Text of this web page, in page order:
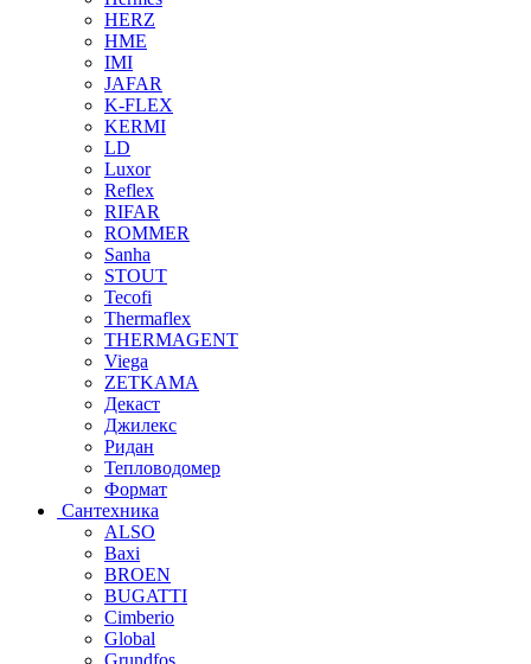
HERZ
HME
IMI
JAFAR
K-FLEX
KERMI
LD
Luxor
Reflex
RIFAR
ROMMER
Sanha
STOUT
Tecofi
Thermaflex
THERMAGENT
Viega
ZETKAMA
Декаст
Джилекс
Ридан
Тепловодомер
Формат
Сантехника
ALSO
Baxi
BROEN
BUGATTI
Cimberio
Global
Grundfos